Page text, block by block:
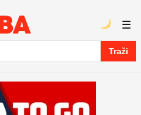
Traži
☰